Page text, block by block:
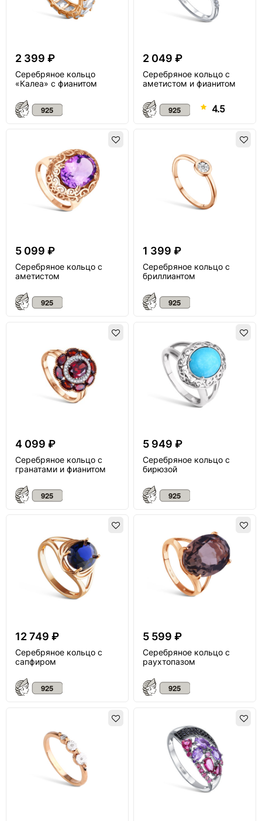
2 399 ₽
Серебряное кольцо
«Калеа» с фианитом
2 049 ₽
Серебряное кольцо с
аметистом и фианитом
4.5
5 099 ₽
Серебряное кольцо с
аметистом
1 399 ₽
Серебряное кольцо с
бриллиантом
4 099 ₽
Серебряное кольцо с
гранатами и фианитом
5 949 ₽
Серебряное кольцо с
бирюзой
12 749 ₽
Серебряное кольцо с
сапфиром
5 599 ₽
Серебряное кольцо с
раухтопазом